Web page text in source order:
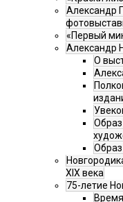
Александр
«Первый
Александр
О
Образ
XIX века
75-летие